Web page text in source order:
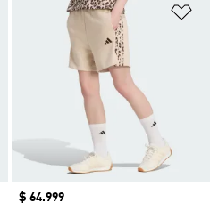
Añadir a la lista de deseos
Precio
$ 64.999